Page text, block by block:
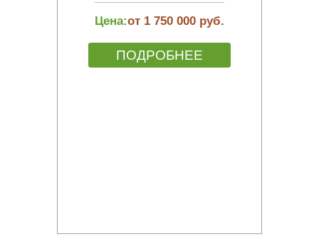
Цена:от 1 750 000 руб.
ПОДРОБНЕЕ